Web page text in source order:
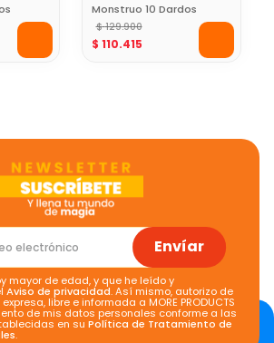
Monstruo 10 Dardos
Espuma Fast Shots
$ 129.900
$ 110.415
Envíar
mayor de edad, y que he leído y
Aviso de privacidad. Así mismo, autorizo de
libre e informada a MORE PRODUCTS
de mis datos personales conforme a las
en suPolítica de Tratamiento de
.